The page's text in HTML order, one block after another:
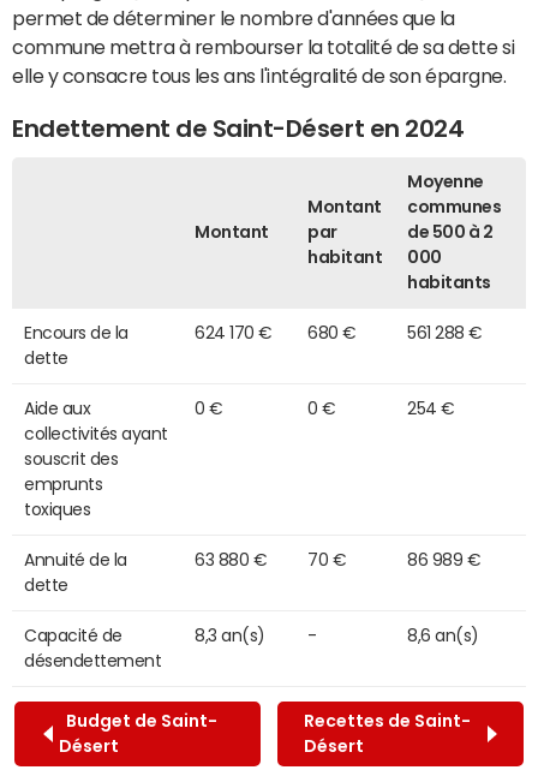
permet de déterminer le nombre d'années que la
commune mettra à rembourser la totalité de sa dette si
elle y consacre tous les ans l'intégralité de son épargne.
Endettement de Saint-Désert en 2024
Montant
Montant
par
habitant
Moyenne
communes
de 500 à 2
000
habitants
Encours de la
dette
624 170 € 680 € 561 288 €
Aide aux
collectivités ayant
souscrit des
emprunts
toxiques
0 € 0 € 254 €
Annuité de la
dette
63 880 € 70 € 86 989 €
Capacité de
désendettement
8,3 an(s) - 8,6 an(s)
Budget de Saint-
Désert
Recettes de Saint-
Désert